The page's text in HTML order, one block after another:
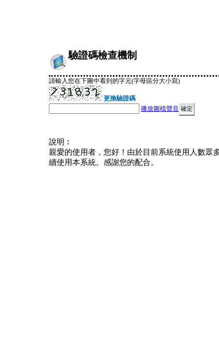
驗證碼檢查機制
請輸入您在下圖中看到的字元(字母區分大小寫)
更換驗證碼
播放圖檔聲音
說明︰
親愛的使用者，您好！由於目前系統使用人數眾
續使用本系統。感謝您的配合。